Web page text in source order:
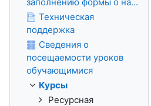
Техническая
поддержка
Сведения о
посещаемости уроков
обучающимися
Курсы
Ресурсная